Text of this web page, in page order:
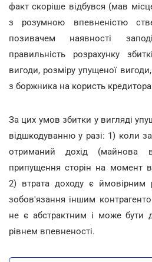
факт скоріше відбувся (мав
з розумною впевненістю
позивачем наявності
правильність розрахунку
вигоди, розміру упущеної
з боржника на користь
За цих умов збитки у вигляді
відшкодуванню у разі: 1) коли
отриманий дохід (майнова
припущення сторін на момент
2) втрата доходу є ймовірним
зобов'язання іншим
не є абстрактним і може бути
рівнем впевненості.